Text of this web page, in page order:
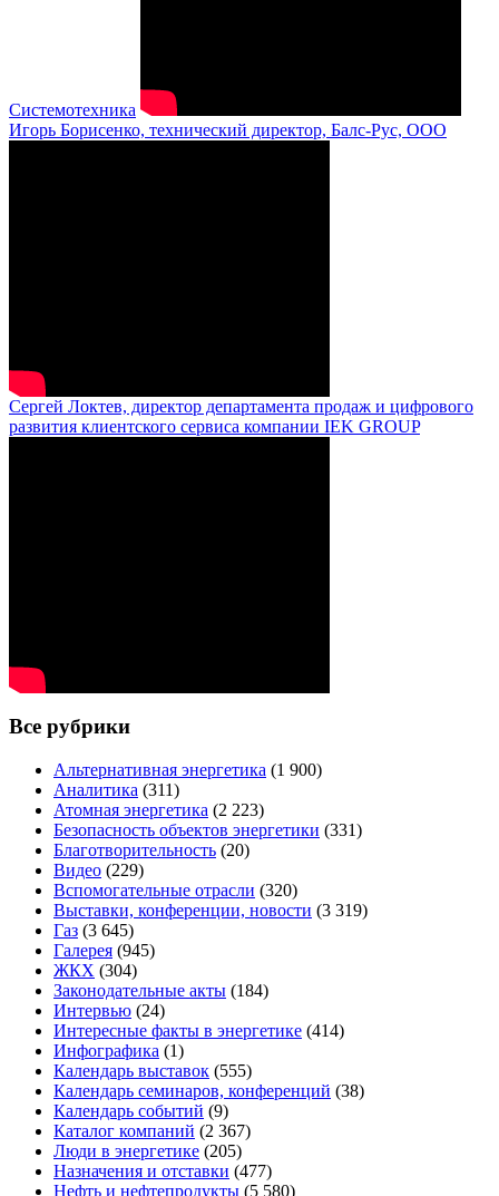
Системотехника
Игорь Борисенко, технический директор, Балс-Рус, ООО
Сергей Локтев, директор департамента продаж и цифрового
развития клиентского сервиса компании IEK GROUP
Все рубрики
Альтернативная энергетика (1 900)
Аналитика (311)
Атомная энергетика (2 223)
Безопасность объектов энергетики (331)
Благотворительность (20)
Видео (229)
Вспомогательные отрасли (320)
Выставки, конференции, новости (3 319)
Газ (3 645)
Галерея (945)
ЖКХ (304)
Законодательные акты (184)
Интервью (24)
Интересные факты в энергетике (414)
Инфографика (1)
Календарь выставок (555)
Календарь семинаров, конференций (38)
Календарь событий (9)
Каталог компаний (2 367)
Люди в энергетике (205)
Назначения и отставки (477)
Нефть и нефтепродукты (5 580)